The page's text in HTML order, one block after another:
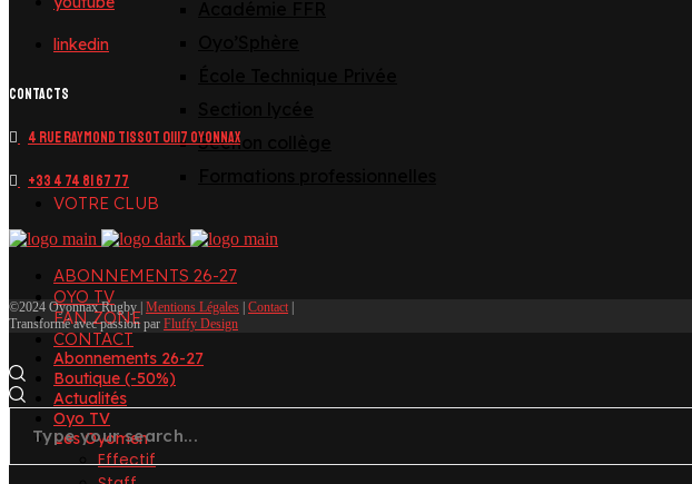
Section collège
VOTRE CLUB
ABONNEMENTS 26-27
OYO TV
FAN ZONE
CONTACT
linkedin
CONTACTS
4 Rue Raymond Tissot 01117 OYONNAX
+33 4 74 81 67 77
©2024 Oyonnax Rugby | Mentions Légales Contact
Transformé avec passion par Fluffy Design
Abonnements 26-27
Boutique (-50%)
Actualités
Oyo TV
Les Oyomen
Effectif